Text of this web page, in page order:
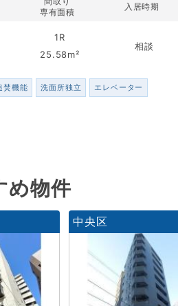
専有面積
入居時期
1R
25.58m²
相談
焚機能 洗面所独立 エレベーター
め物件
中央区